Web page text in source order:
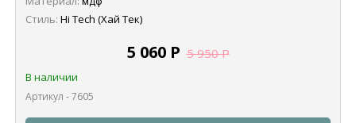
Стиль: Hi Tech (Хай Тек)
5 060 Р 5 950Р
В наличии
Артикул - 7605